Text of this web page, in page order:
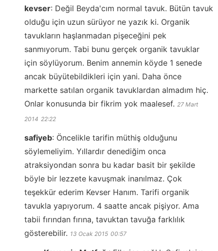
kevser: Değil Beyda'cım normal tavuk. Bütün tavuk
olduğu için uzun sürüyor ne yazık ki. Organik
tavukların haşlanmadan pişeceğini pek
sanmıyorum. Tabi bunu gerçek organik tavuklar
için söylüyorum. Benim annemin köyde 1 senede
ancak büyütebildikleri için yani. Daha önce
markette satılan organik tavuklardan almadım hiç.
Onlar konusunda bir fikrim yok maalesef. 27 Mart
2014 22:22
safiyeb: Öncelikle tarifin müthiş olduğunu
söylemeliyim. Yıllardır denediğim onca
atraksiyondan sonra bu kadar basit bir şekilde
böyle bir lezzete kavuşmak inanılmaz. Çok
teşekkür ederim Kevser Hanım. Tarifi organik
tavukla yapıyorum. 4 saatte ancak pişiyor. Ama
tabii fırından fırına, tavuktan tavuğa farklılık
gösterebilir. 13 Ocak 2015 00:57